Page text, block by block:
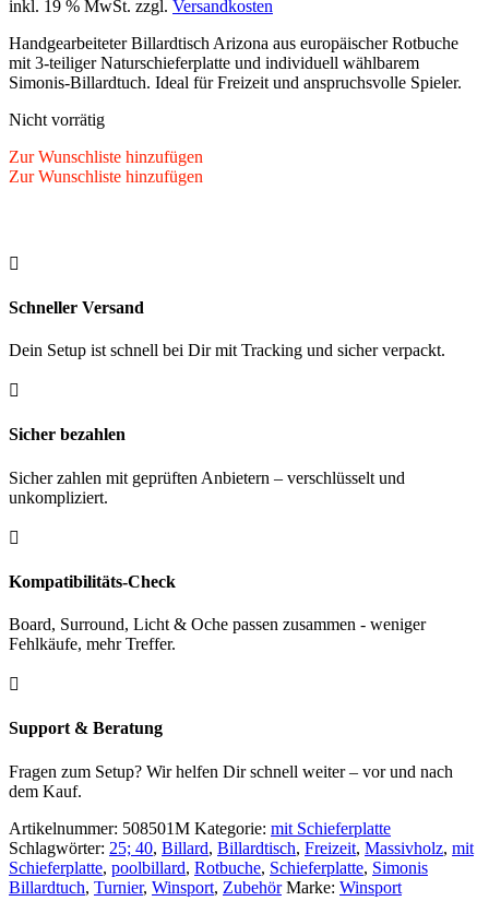
inkl. 19 % MwSt. zzgl. Versandkosten
Handgearbeiteter Billardtisch Arizona aus europäischer Rotbuche
mit 3-teiliger Naturschieferplatte und individuell wählbarem
Simonis-Billardtuch. Ideal für Freizeit und anspruchsvolle Spieler.
Nicht vorrätig
Zur Wunschliste hinzufügen
Zur Wunschliste hinzufügen

Schneller Versand
Dein Setup ist schnell bei Dir mit Tracking und sicher verpackt.

Sicher bezahlen
Sicher zahlen mit geprüften Anbietern – verschlüsselt und
unkompliziert.

Kompatibilitäts-Check
Board, Surround, Licht & Oche passen zusammen - weniger
Fehlkäufe, mehr Treffer.

Support & Beratung
Fragen zum Setup? Wir helfen Dir schnell weiter – vor und nach
dem Kauf.
Artikelnummer: 508501M Kategorie: mit Schieferplatte
Schlagwörter: 25; 40, Billard, Billardtisch, Freizeit, Massivholz, mit
Schieferplatte, poolbillard, Rotbuche, Schieferplatte, Simonis
Billardtuch, Turnier, Winsport, Zubehör Marke: Winsport